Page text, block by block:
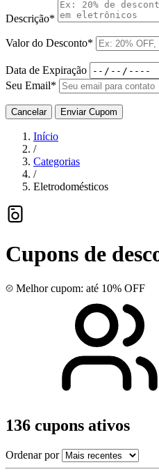
Descrição*
Valor do Desconto*
Data de Expiração
Seu Email*
Cancelar Enviar Cupom
Início
/
Categorias
/
Eletrodomésticos
Cupons de
Melhor cupom: até 10% OFF
136 cupons ativos
Ordenar por